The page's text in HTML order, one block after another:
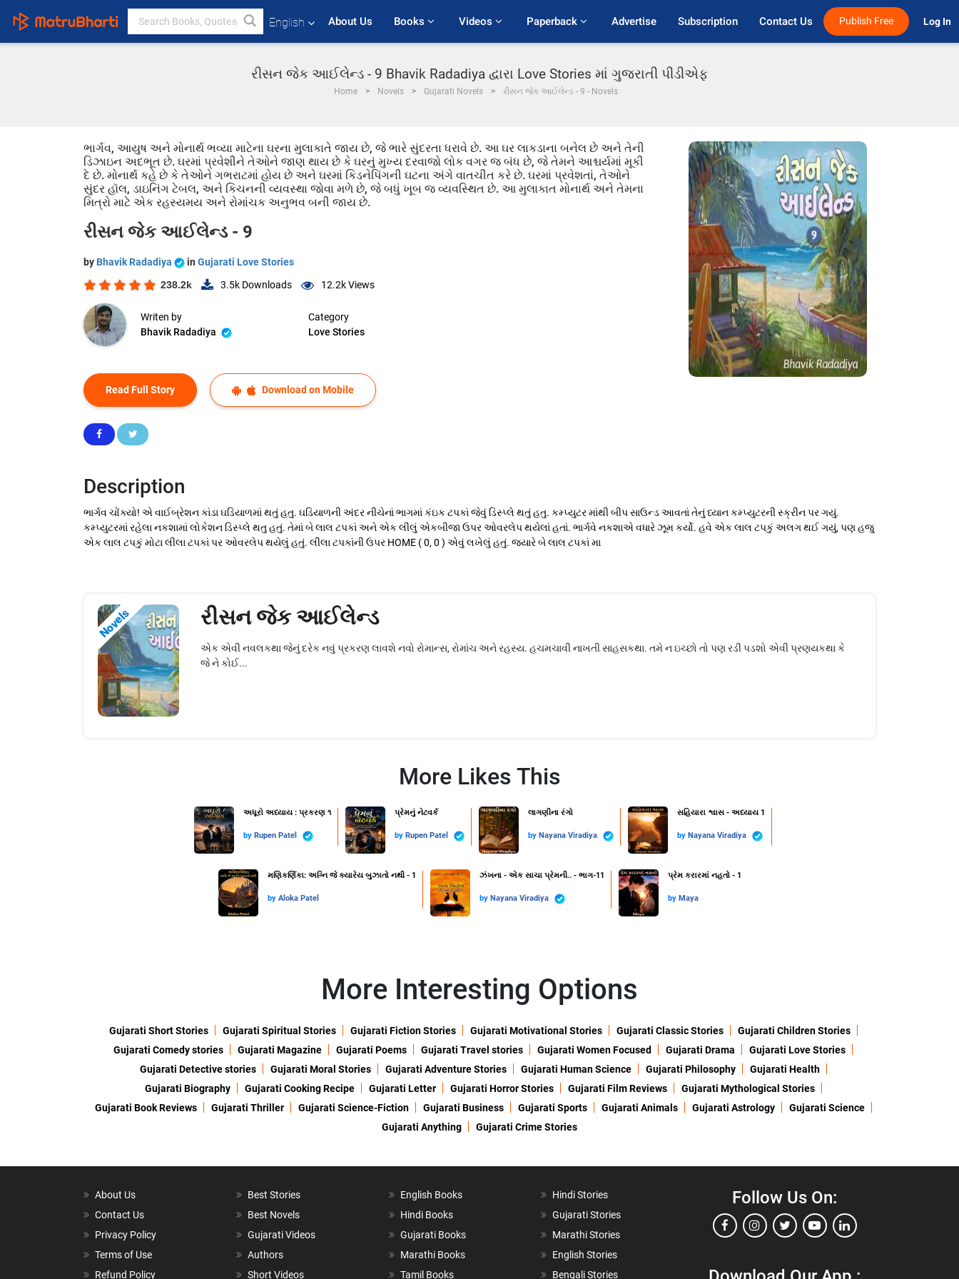
English About Us Books Videos Paperback Advertise Subscription Contact Us Publish Free Log In
રીસન જેક આઈલેન્ડ - 9 Bhavik Radadiya દ્વારા Love Stories માં ગુજરાતી પીડીએફ
Home Novels Gujarati Novels રીસન જેક આઈલેન્ડ - 9 - Novels
ભાર્ગવ, આયુષ અને મોનાર્થ ભવ્યા માટેના ઘરના મુલાકાતે જાય છે, જે ભારે સુંદરતા ધરાવે છે. આ ઘર લાકડાના બનેલ છે અને તેની
ડિઝાઇન અદભૂત છે. ઘરમાં પ્રવેશીને તેઓને જાણ થાય છે કે ઘરનું મુખ્ય દરવાજો લોક વગર જ બંધ છે, જે તેમને આશ્ચર્યમાં મૂકી
દે છે. મોનાર્થ કહે છે કે તેઓને ગભરાટમાં હોય છે અને ઘરમાં કિડનેપિંગની ઘટના અંગે વાતચીત કરે છે. ઘરમાં પ્રવેશતાં, તેઓને
સુંદર હૉલ, ડાઇનિંગ ટેબલ, અને કિચનની વ્યવસ્થા જોવા મળે છે, જે બધું ખૂબ જ વ્યવસ્થિત છે. આ મુલાકાત મોનાર્થ અને તેમના
મિત્રો માટે એક રહસ્યમય અને રોમાંચક અનુભવ બની જાય છે.
રીસન જેક આઈલેન્ડ - 9
by Bhavik Radadiya in Gujarati Love Stories
238.2k 3.5k Downloads 12.2kViews
Writen by
Bhavik Radadiya
Category
Love Stories
Read Full Story Download on Mobile
Description
ભાર્ગવ ચોંક્યો! એ વાઈબ્રેશન કાંડા ઘડિયાળમાં થતું હતુ. ઘડિયાળની અંદર નીચેનાં ભાગમાં કંઇક ટપકાં જેવું ડિસ્પ્લે થતું હતુ. કમ્પ્યુટર માંથી બીપ સાઉન્ડ આવતાં તેનું ધ્યાન કમ્પ્યુટરની સ્ક્રીન પર ગયું.
કમ્પ્યુટરમાં રહેલા નકશામાં લોકેશન ડિસ્પ્લે થતુ હતું. તેમાં બે લાલ ટપકાં અને એક લીલું એકબીજા ઉપર ઓવરલેપ થયેલાં હતાં. ભાર્ગવે નકશાએ વધારે ઝૂમ કર્યો. હવે એક લાલ ટપકું અલગ થઈ ગયું, પણ હજુ
એક લાલ ટપકું મોટા લીલા ટપકાં પર ઓવરલેપ થયેલું હતું. લીલા ટપકાંની ઉપર HOME ( 0, 0 ) એવું લખેલું હતું. જ્યારે બે લાલ ટપકાં મા
Novels રીસન જેક આઈલેન્ડ
એક એવી નવલકથા જેનું દરેક નવું પ્રકરણ લાવશે નવો રોમાન્સ, રોમાંચ અને રહસ્ય. હચમચાવી નાખતી સાહસકથા. તમે ન ઇચ્છો તો પણ રડી પડશો એવી પ્રણયકથા કે
જે ને કોઈ...
More Likes This
અધૂરો અધ્યાય : પ્રકરણ ૧
by Rupen Patel
પ્રેમનું નેટવર્ક
by Rupen Patel
લાગણીના રંગો
by Nayana Viradiya
સહિયારા શ્વાસ - અધ્યાય 1
by Nayana Viradiya
મણિકર્ણિકા: અગ્નિ જે ક્યારેય બુઝાતો નથી - 1
by Aloka Patel
ઝંખના - એક સાચા પ્રેમની.. - ભાગ-11
by Nayana Viradiya
પ્રેમ કરારમાં નહતો - 1
by Maya
More Interesting Options
Gujarati Short Stories Gujarati Spiritual Stories Gujarati Fiction Stories Gujarati Motivational Stories Gujarati Classic Stories
Gujarati Children Stories
Gujarati Comedy stories
Gujarati Magazine Gujarati Poems Gujarati Travel stories Gujarati Women Focused Gujarati Drama
Gujarati Love Stories
Gujarati Detective stories
Gujarati Moral Stories Gujarati Adventure Stories Gujarati Human Science Gujarati Philosophy
Gujarati Health
Gujarati Biography
Gujarati Cooking Recipe Gujarati Letter Gujarati Horror Stories Gujarati Film Reviews
Gujarati Mythological Stories
Gujarati Book Reviews
Gujarati Thriller Gujarati Science-Fiction Gujarati Business Gujarati Sports Gujarati Animals Gujarati Astrology
Gujarati Science
Gujarati Anything
Gujarati Crime Stories
About Us
Contact Us
Privacy Policy
Terms of Use
Refund Policy
Best Stories
Best Novels
Gujarati Videos
Authors
Short Videos
English Books
Hindi Books
Gujarati Books
Marathi Books
Tamil Books
Hindi Stories
Gujarati Stories
Marathi Stories
English Stories
Bengali Stories
Follow Us On: